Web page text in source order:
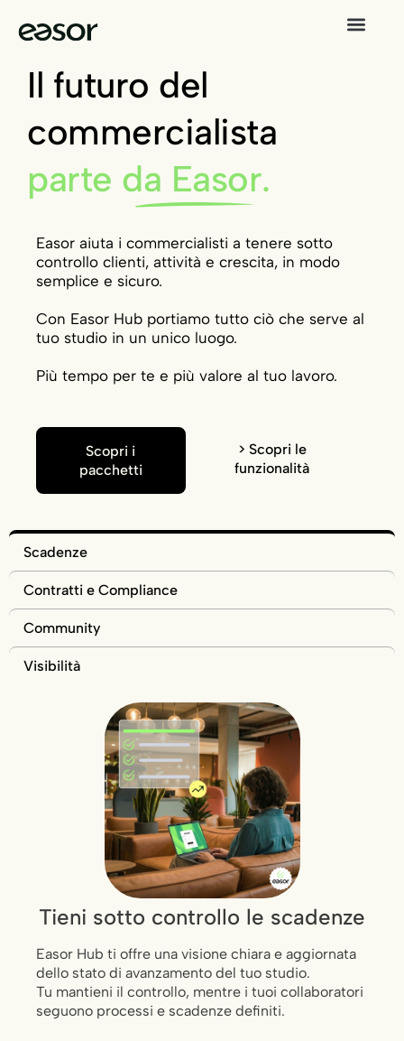
Il futuro del
commercialista
parte da Easor.
Easor aiuta i commercialisti a tenere sotto
controllo clienti, attività e crescita, in modo
semplice e sicuro.
Con Easor Hub portiamo tutto ciò che serve al
tuo studio in un unico luogo.
Più tempo per te e più valore al tuo lavoro.
Scopri i
pacchetti
> Scopri le
funzionalità
Scadenze
Contratti e Compliance
Community
Visibilità
Tieni sotto controllo le scadenze
Easor Hub ti offre una visione chiara e aggiornata
dello stato di avanzamento del tuo studio.
Tu mantieni il controllo, mentre i tuoi collaboratori
seguono processi e scadenze definiti.